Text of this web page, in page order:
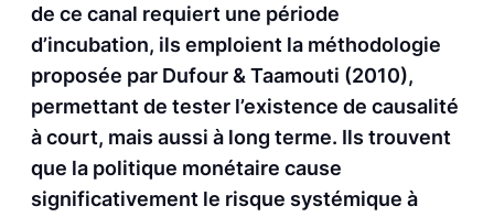
de ce canal requiert une période
d’incubation, ils emploient la méthodologie
proposée par Dufour & Taamouti (2010),
permettant de tester l’existence de causalité
à court, mais aussi à long terme. Ils trouvent
que la politique monétaire cause
significativement le risque systémique à